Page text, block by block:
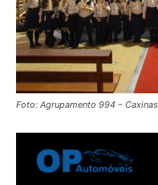
Foto: Agrupamento 994 – Caxinas